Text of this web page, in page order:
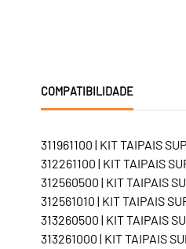
COMPATIBILIDADE
311961100 | KIT TAIPAIS
312261100 | KIT TAIPAIS
312560500 | KIT TAIPAIS
312561010 | KIT TAIPAIS
313260500 | KIT TAIPAIS
313261000 | KIT TAIPAIS